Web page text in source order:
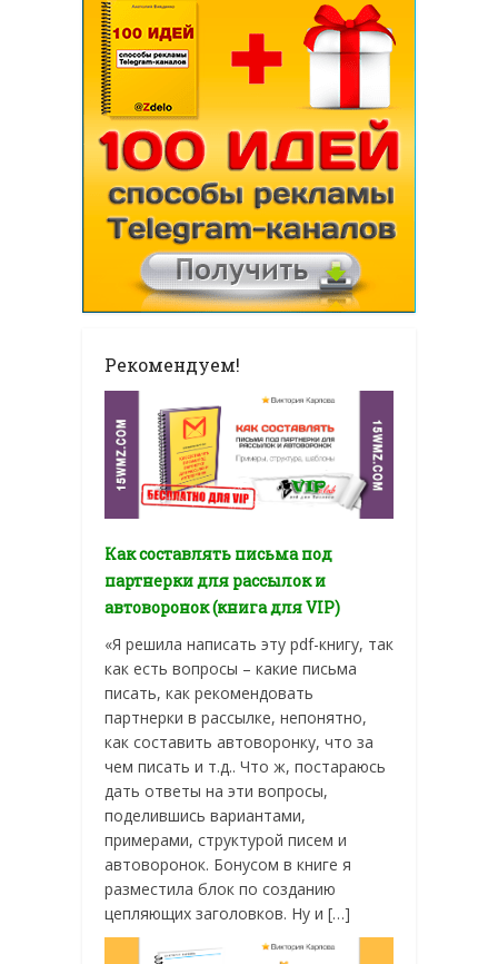
Рекомендуем!
Как составлять письма под
партнерки для рассылок и
автоворонок (книга для VIP)
«Я решила написать эту pdf-книгу, так
как есть вопросы – какие письма
писать, как рекомендовать
партнерки в рассылке, непонятно,
как составить автоворонку, что за
чем писать и т.д.. Что ж, постараюсь
дать ответы на эти вопросы,
поделившись вариантами,
примерами, структурой писем и
автоворонок. Бонусом в книге я
разместила блок по созданию
цепляющих заголовков. Ну и […]